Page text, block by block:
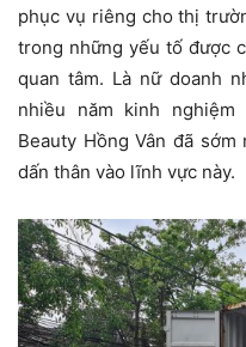
phục vụ riêng cho thị
trong những yếu tố được
quan tâm. Là nữ doanh
nhiều năm kinh
Beauty Hồng Vân đã
dấn thân vào lĩnh vực này.